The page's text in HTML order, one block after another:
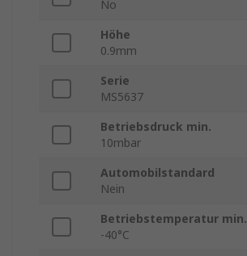
No
Höhe
0.9mm
Serie
MS5637
Betriebsdruck min.
10mbar
Automobilstandard
Nein
Betriebstemperatur min.
-40°C